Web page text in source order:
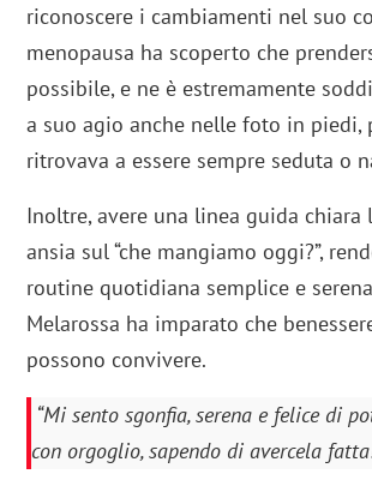
riconoscere i cambiamenti nel suo
menopausa ha scoperto che
possibile, e ne è estremamente
a suo agio anche nelle foto in piedi,
ritrovava a essere sempre seduta o
Inoltre, avere una linea guida
ansia sul “che mangiamo oggi?”,
routine quotidiana semplice e
Melarossa ha imparato che
possono convivere.
“Mi sento sgonfia, serena e felice di
con orgoglio, sapendo di avercela